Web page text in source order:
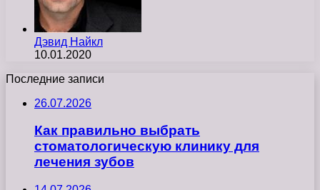
Дэвид Найкл
10.01.2020
Последние записи
26.07.2026
Как правильно выбрать
стоматологическую клинику для
лечения зубов